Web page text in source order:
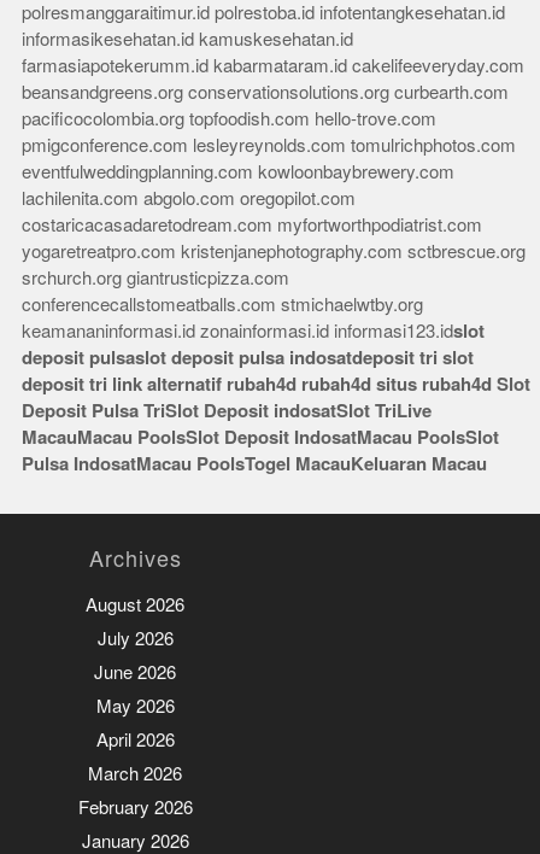
polresmanggaraitimur.id polrestoba.id infotentangkesehatan.id
informasikesehatan.id kamuskesehatan.id
farmasiapotekerumm.id kabarmataram.id cakelifeeveryday.com
beansandgreens.org conservationsolutions.org curbearth.com
pacificocolombia.org topfoodish.com hello-trove.com
pmigconference.com lesleyreynolds.com tomulrichphotos.com
eventfulweddingplanning.com kowloonbaybrewery.com
lachilenita.com abgolo.com oregopilot.com
costaricacasadaretodream.com myfortworthpodiatrist.com
yogaretreatpro.com kristenjanephotography.com sctbrescue.org
srchurch.org giantrusticpizza.com
conferencecallstomeatballs.com stmichaelwtby.org
keamananinformasi.id zonainformasi.id informasi123.idslot
deposit pulsaslot deposit pulsa indosatdeposit tri slot
deposit tri link alternatif rubah4d rubah4d situs rubah4d Slot
Deposit Pulsa TriSlot Deposit indosatSlot TriLive
MacauMacau PoolsSlot Deposit IndosatMacau PoolsSlot
Pulsa IndosatMacau PoolsTogel MacauKeluaran Macau
Archives
August 2026
July 2026
June 2026
May 2026
April 2026
March 2026
February 2026
January 2026